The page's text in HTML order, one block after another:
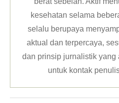
kesehatan selama
selalu berupaya
aktual dan terpercaya,
dan prinsip jurnalistik
untuk kontak